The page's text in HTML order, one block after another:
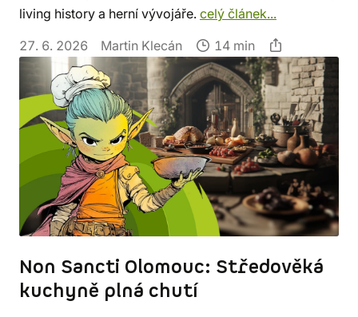
living history a herní vývojáře. celý článek...
27. 6. 2026
Martin Klecán 14 min
Non Sancti Olomouc: Středověká
kuchyně plná chutí